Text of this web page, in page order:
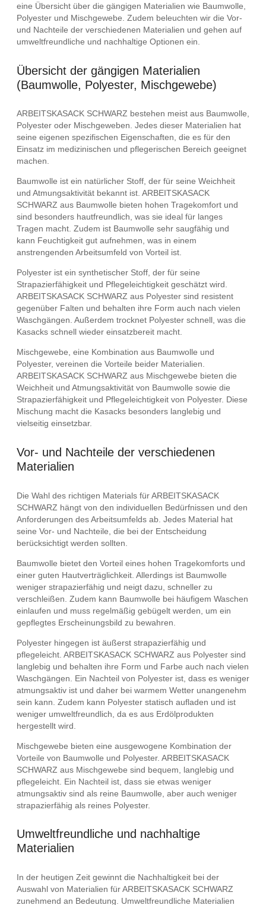
eine Übersicht über die gängigen Materialien wie Baumwolle,
Polyester und Mischgewebe. Zudem beleuchten wir die Vor-
und Nachteile der verschiedenen Materialien und gehen auf
umweltfreundliche und nachhaltige Optionen ein.
Übersicht der gängigen Materialien
(Baumwolle, Polyester, Mischgewebe)
ARBEITSKASACK SCHWARZ bestehen meist aus Baumwolle,
Polyester oder Mischgeweben. Jedes dieser Materialien hat
seine eigenen spezifischen Eigenschaften, die es für den
Einsatz im medizinischen und pflegerischen Bereich geeignet
machen.
Baumwolle ist ein natürlicher Stoff, der für seine Weichheit
und Atmungsaktivität bekannt ist. ARBEITSKASACK
SCHWARZ aus Baumwolle bieten hohen Tragekomfort und
sind besonders hautfreundlich, was sie ideal für langes
Tragen macht. Zudem ist Baumwolle sehr saugfähig und
kann Feuchtigkeit gut aufnehmen, was in einem
anstrengenden Arbeitsumfeld von Vorteil ist.
Polyester ist ein synthetischer Stoff, der für seine
Strapazierfähigkeit und Pflegeleichtigkeit geschätzt wird.
ARBEITSKASACK SCHWARZ aus Polyester sind resistent
gegenüber Falten und behalten ihre Form auch nach vielen
Waschgängen. Außerdem trocknet Polyester schnell, was die
Kasacks schnell wieder einsatzbereit macht.
Mischgewebe, eine Kombination aus Baumwolle und
Polyester, vereinen die Vorteile beider Materialien.
ARBEITSKASACK SCHWARZ aus Mischgewebe bieten die
Weichheit und Atmungsaktivität von Baumwolle sowie die
Strapazierfähigkeit und Pflegeleichtigkeit von Polyester. Diese
Mischung macht die Kasacks besonders langlebig und
vielseitig einsetzbar.
Vor- und Nachteile der verschiedenen
Materialien
Die Wahl des richtigen Materials für ARBEITSKASACK
SCHWARZ hängt von den individuellen Bedürfnissen und den
Anforderungen des Arbeitsumfelds ab. Jedes Material hat
seine Vor- und Nachteile, die bei der Entscheidung
berücksichtigt werden sollten.
Baumwolle bietet den Vorteil eines hohen Tragekomforts und
einer guten Hautverträglichkeit. Allerdings ist Baumwolle
weniger strapazierfähig und neigt dazu, schneller zu
verschleißen. Zudem kann Baumwolle bei häufigem Waschen
einlaufen und muss regelmäßig gebügelt werden, um ein
gepflegtes Erscheinungsbild zu bewahren.
Polyester hingegen ist äußerst strapazierfähig und
pflegeleicht. ARBEITSKASACK SCHWARZ aus Polyester sind
langlebig und behalten ihre Form und Farbe auch nach vielen
Waschgängen. Ein Nachteil von Polyester ist, dass es weniger
atmungsaktiv ist und daher bei warmem Wetter unangenehm
sein kann. Zudem kann Polyester statisch aufladen und ist
weniger umweltfreundlich, da es aus Erdölprodukten
hergestellt wird.
Mischgewebe bieten eine ausgewogene Kombination der
Vorteile von Baumwolle und Polyester. ARBEITSKASACK
SCHWARZ aus Mischgewebe sind bequem, langlebig und
pflegeleicht. Ein Nachteil ist, dass sie etwas weniger
atmungsaktiv sind als reine Baumwolle, aber auch weniger
strapazierfähig als reines Polyester.
Umweltfreundliche und nachhaltige
Materialien
In der heutigen Zeit gewinnt die Nachhaltigkeit bei der
Auswahl von Materialien für ARBEITSKASACK SCHWARZ
zunehmend an Bedeutung. Umweltfreundliche Materialien